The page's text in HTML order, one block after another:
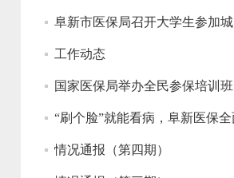
阜新市医保局召开大学生参加
工作动态
国家医保局举办全民参保培训班
“刷个脸”就能看病，阜新医保
情况通报（第四期）